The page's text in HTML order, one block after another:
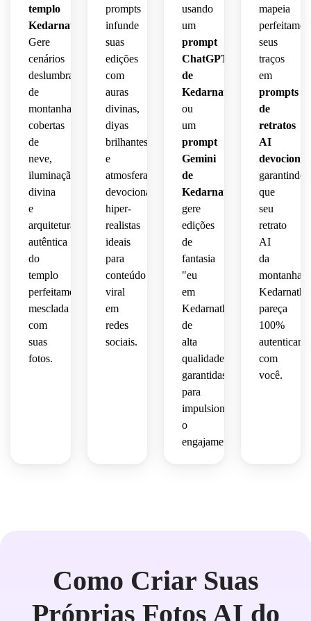
templo
Kedarnath
Gere
cenários
deslumbrantes
de
montanhas
cobertas
de
neve,
iluminação
divina
e
arquitetura
autêntica
do
templo
perfeitamente
mesclada
com
suas
fotos.
prompts
infunde
suas
edições
com
auras
divinas,
diyas
brilhantes
e
atmosferas
devocionais
hiper-
realistas
ideais
para
conteúdo
viral
em
redes
sociais.
usando
um
prompt
ChatGPT
de
Kedarnath
ou
um
prompt
Gemini
de
Kedarnath
gere
edições
de
fantasia
"eu
em
Kedarnath"
de
alta
qualidade
garantidas
para
impulsionar
o
engajamento.
mapeia
seus
traços
em
prompts
de
retratos
AI
garantindo
que
seu
retrato
AI
da
montanha
Kedarnath
pareça
100%
com
você.
Como Criar Suas
Próprias Fotos AI do